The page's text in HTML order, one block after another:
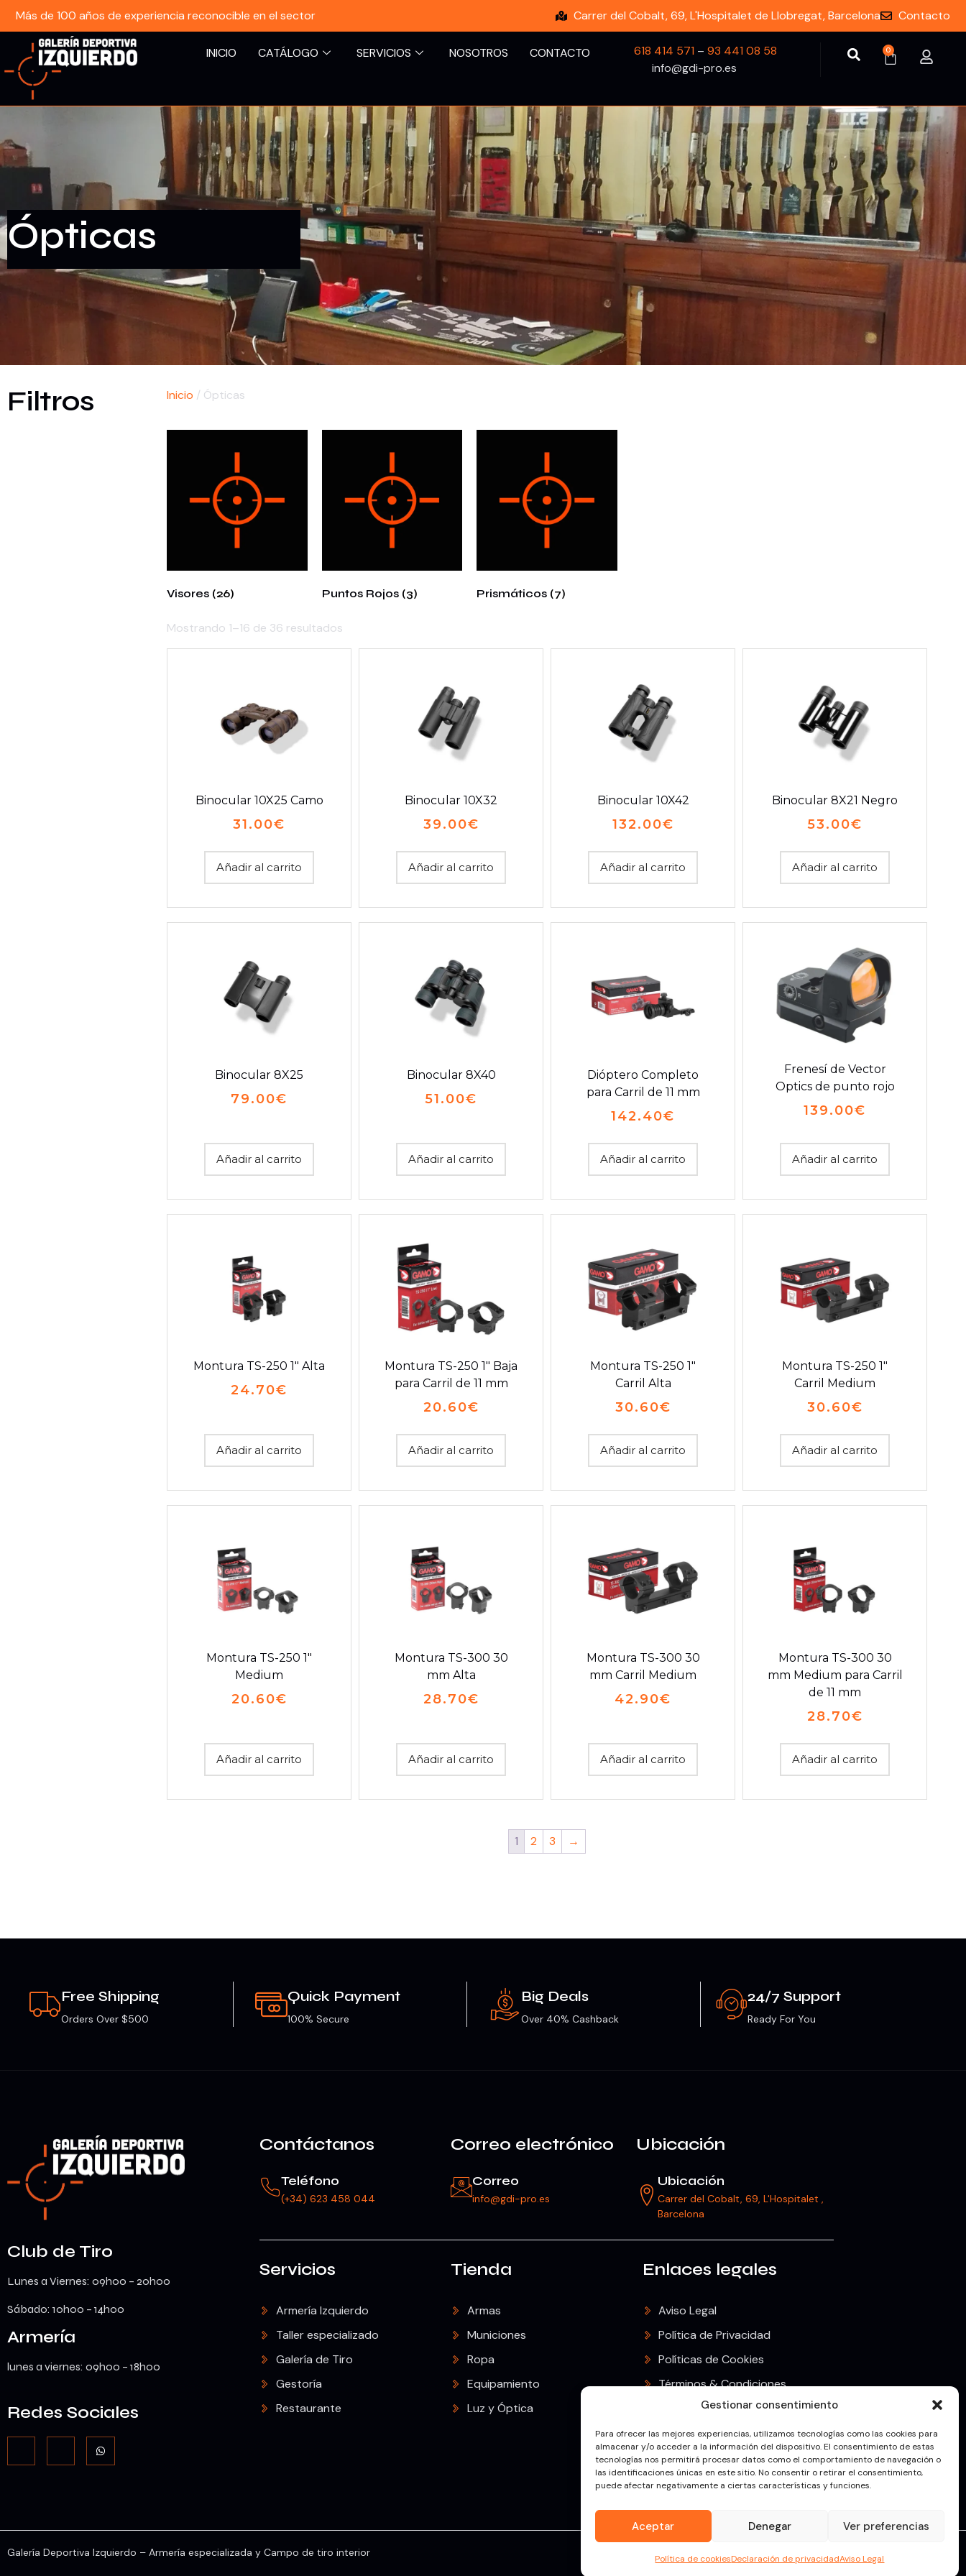
Gestionar consentimiento
Para ofrecer las mejores experiencias, utilizamos tecnologías como las cookies para
almacenar y/o acceder a la información del dispositivo. El consentimiento de estas
tecnologías nos permitirá procesar datos como el comportamiento de navegación o
las identificaciones únicas en este sitio. No consentir o retirar el consentimiento,
puede afectar negativamente a ciertas características y funciones.
Aceptar Denegar Ver preferencias
Política de cookiesDeclaración de privacidadAviso Legal
Más de 100 años de experiencia reconocible en el sector Carrer del Cobalt, 69, L'Hospitalet de Llobregat, Barcelona Contacto
INICIO CATÁLOGO SERVICIOS NOSOTROS CONTACTO 618 414 571 –93 441 08 58
info@gdi-pro.es
0
Ópticas
Filtros Inicio / Ópticas
Visores (26) Puntos Rojos (3) Prismáticos (7)
Mostrando 1–16 de 36 resultados
Binocular 10X25 Camo
31.00€
Añadir al carrito
Binocular 10X32
39.00€
Añadir al carrito
Binocular 10X42
132.00€
Añadir al carrito
Binocular 8X21 Negro
53.00€
Añadir al carrito
Binocular 8X25
79.00€
Añadir al carrito
Binocular 8X40
51.00€
Añadir al carrito
Dióptero Completo
para Carril de 11 mm
142.40€
Añadir al carrito
Frenesí de Vector
Optics de punto rojo
139.00€
Añadir al carrito
Montura TS-250 1″ Alta
24.70€
Añadir al carrito
Montura TS-250 1″ Baja
para Carril de 11 mm
20.60€
Añadir al carrito
Montura TS-250 1″
Carril Alta
30.60€
Añadir al carrito
Montura TS-250 1″
Carril Medium
30.60€
Añadir al carrito
Montura TS-250 1″
Medium
20.60€
Añadir al carrito
Montura TS-300 30
mm Alta
28.70€
Añadir al carrito
Montura TS-300 30
mm Carril Medium
42.90€
Añadir al carrito
Montura TS-300 30
mm Medium para Carril
de 11 mm
28.70€
Añadir al carrito
1 2 3 →
Free Shipping
Orders Over $500
Quick Payment
100% Secure
Big Deals
Over 40% Cashback
24/7 Support
Ready For You
Club de Tiro
Lunes a Viernes: 09h00 – 20h00
Sábado: 10h00 – 14h00
Armería
lunes a viernes: 09h00 – 18h00
Redes Sociales
Contáctanos
Teléfono
(+34) 623 458 044
Correo electrónico
Correo
info@gdi-pro.es
Ubicación
Ubicación
Carrer del Cobalt, 69, L'Hospitalet ,
Barcelona
Servicios
Armería Izquierdo
Taller especializado
Galería de Tiro
Gestoría
Restaurante
Tienda
Armas
Municiones
Ropa
Equipamiento
Luz y Óptica
Enlaces legales
Aviso Legal
Política de Privacidad
Políticas de Cookies
Términos & Condiciones
Envíos & Devoluciones
Galería Deportiva Izquierdo – Armería especializada y Campo de tiro interior